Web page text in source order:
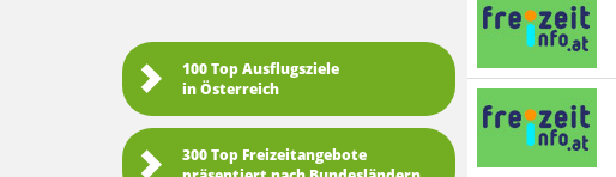
100 Top Ausflugsziele
in Österreich
300 Top Freizeitangebote